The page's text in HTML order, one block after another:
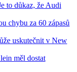
to důkaz, že Audi
chybu za 60 zápasů
uskutečnit v New
měl dostat